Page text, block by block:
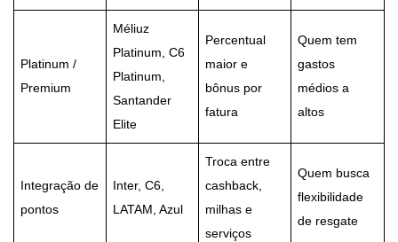
Platinum /
Premium
Méliuz
Platinum, C6
Platinum,
Santander
Elite
Percentual
maior e
bônus por
fatura
Quem tem
gastos
médios a
altos
Integração de
pontos
Inter, C6,
LATAM, Azul
Troca entre
cashback,
milhas e
serviços
Quem busca
flexibilidade
de resgate